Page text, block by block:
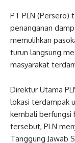
PT PLN (Persero)
penanganan
memulihkan
turun langsung
masyarakat
Direktur Utama
lokasi terdampak
kembali berfungsi
tersebut, PLN
Tanggung Jawab